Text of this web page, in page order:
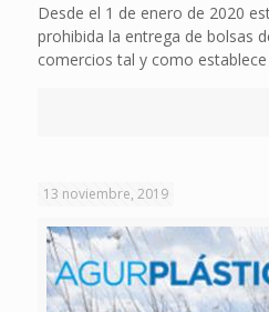
Desde el 1 de enero de 2020
prohibida la entrega de bolsas
comercios tal y como
13 noviembre, 2019